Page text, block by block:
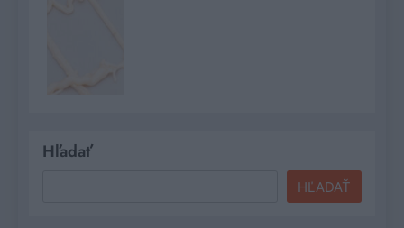
Hľadať
HĽADAŤ